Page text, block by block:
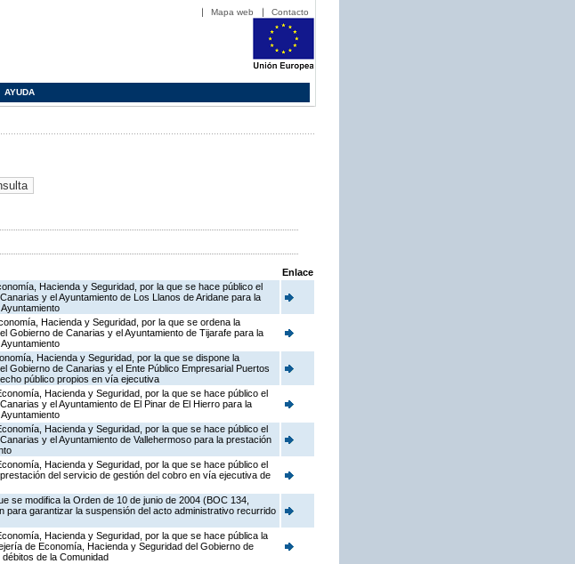
Mapa web Contacto
AYUDA
Enlace
Hacienda y Seguridad, por la que se hace público el
y el Ayuntamiento de Los Llanos de Aridane para la
Hacienda y Seguridad, por la que se ordena la
Gobierno de Canarias y el Ayuntamiento de Tijarafe para la
Hacienda y Seguridad, por la que se dispone la
Gobierno de Canarias y el Ente Público Empresarial Puertos
público propios en vía ejecutiva
Hacienda y Seguridad, por la que se hace público el
y el Ayuntamiento de El Pinar de El Hierro para la
Hacienda y Seguridad, por la que se hace público el
y el Ayuntamiento de Vallehermoso para la prestación
Hacienda y Seguridad, por la que se hace público el
del servicio de gestión del cobro en vía ejecutiva de
se modifica la Orden de 10 de junio de 2004 (BOC 134,
garantizar la suspensión del acto administrativo recurrido
Hacienda y Seguridad, por la que se hace pública la
de Economía, Hacienda y Seguridad del Gobierno de
de la Comunidad